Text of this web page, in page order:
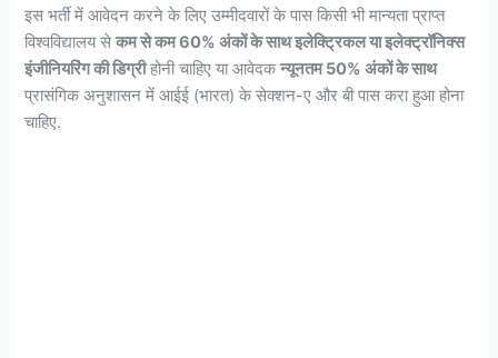
इस भर्ती में आवेदन करने के लिए उम्मीदवारों के पास किसी भी मान्यता प्राप्त
विश्वविद्यालय सेकम से कम 60% अंकों के साथ इलेक्ट्रिकल या इलेक्ट्रॉनिक्स
इंजीनियरिंग की डिग्रीहोनी चाहिए या आवेदकन्यूनतम 50% अंकों के साथ
प्रासंगिक अनुशासन में आईई (भारत) के सेक्शन-ए और बी पास करा हुआ होना
चाहिए.